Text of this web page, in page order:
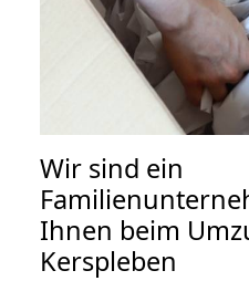
Wir sind ein
Ihnen beim
Kerspleben